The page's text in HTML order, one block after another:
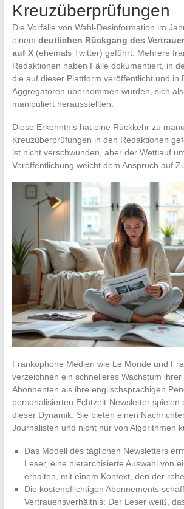
Kreuzüberprüfungen
Die Vorfälle von Wahl-Desinformation im
einem deutlichen Rückgang des
auf X(ehemals Twitter) geführt. Mehrere
Redaktionen haben Fälle dokumentiert, in
die auf dieser Plattform veröffentlicht und in
Aggregatoren übernommen wurden, sich
manipuliert herausstellten.
Diese Erkenntnis hat eine Rückkehr zu
Kreuzüberprüfungen in den Redaktionen
ist nicht verschwunden, aber der Wettlauf
Veröffentlichung weicht dem Anspruch auf
Frankophone Medien wie Le Monde und
verzeichnen ein schnelleres Wachstum
Abonnenten als ihre englischsprachigen
personalisierten Echtzeit-Newsletter spielen
dieser Dynamik: Sie bieten einen
Journalisten und nicht nur von Algorithmen
Das Modell des täglichen Newsletters
Leser, eine hierarchisierte Auswahl von
erhalten, mit einem Kontext, den der
Die kostenpflichtigen Abonnements
Vertrauensverhältnis: Der Leser weiß,